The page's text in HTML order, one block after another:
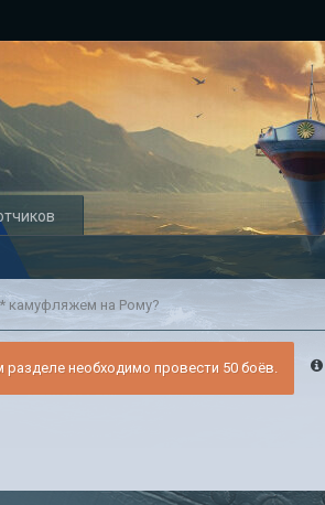
камуфляжем на Рому?
разделе необходимо провести 50 боёв.